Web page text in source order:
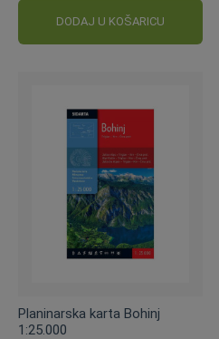
DODAJ U KOŠARICU
Planinarska karta Bohinj
1:25.000